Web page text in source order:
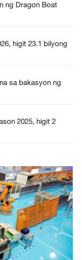
ng Dragon Boat
higit 23.1 bilyong
sa bakasyon ng
2025, higit 2